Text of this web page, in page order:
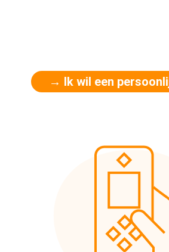
→ Ik wil een